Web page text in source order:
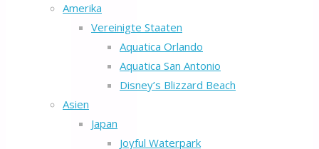
Amerika
Vereinigte Staaten
Aquatica Orlando
Aquatica San Antonio
Disney’s Blizzard Beach
Asien
Japan
Joyful Waterpark